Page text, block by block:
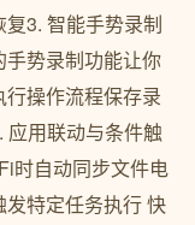
3. 智能手势录制
手势录制功能让你
操作流程保存录
用联动与条件触
时自动同步文件电
特定任务执行️ 快